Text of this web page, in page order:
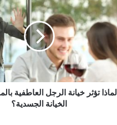
لماذا تؤثر خيانة الرجل العاطفية
الخيانة الجسدية؟